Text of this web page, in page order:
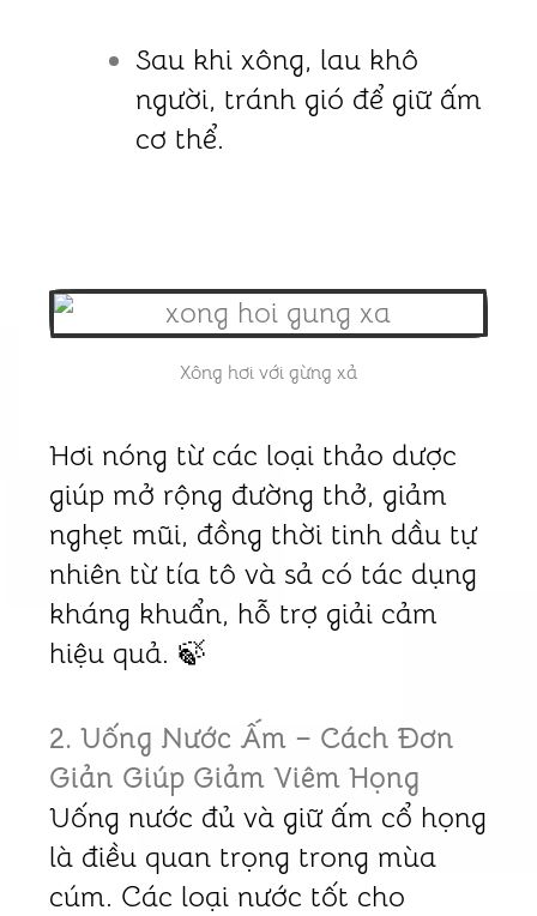
Sau khi xông, lau khô
người, tránh gió để giữ ấm
cơ thể.
Xông hơi với gừng xả
Hơi nóng từ các loại thảo dược
giúp mở rộng đường thở, giảm
nghẹt mũi, đồng thời tinh dầu tự
nhiên từ tía tô và sả có tác dụng
kháng khuẩn, hỗ trợ giải cảm
hiệu quả. 🍃
2. Uống Nước Ấm – Cách Đơn
Giản Giúp Giảm Viêm Họng
Uống nước đủ và giữ ấm cổ họng
là điều quan trọng trong mùa
cúm. Các loại nước tốt cho